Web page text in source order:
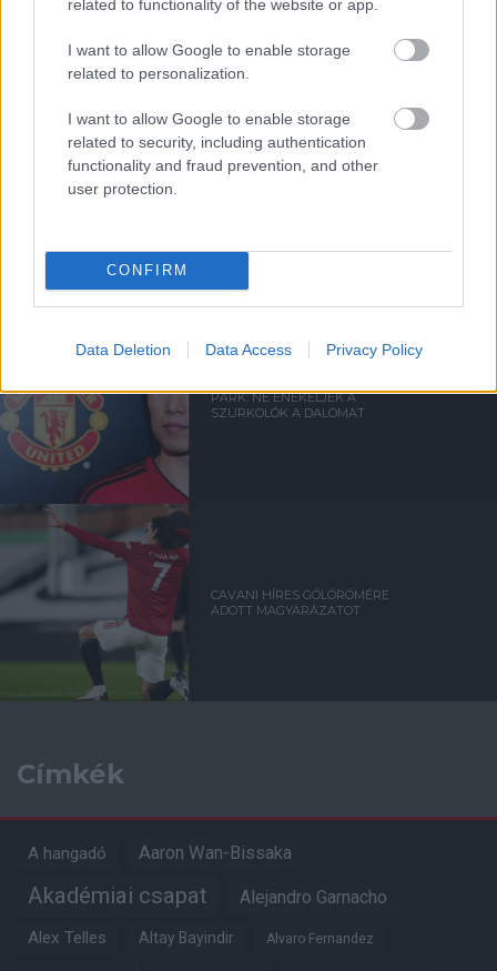
related to functionality of the website or app.
I want to allow Google to enable storage
related to personalization.
I want to allow Google to enable storage
related to security, including authentication
functionality and fraud prevention, and other
user protection.
CONFIRM
Data Deletion Data Access Privacy Policy
AS GYŐZELMEK
PARK: NE ÉNEKELJÉK A
SZURKOLÓK A DALOMAT
CAVANI HÍRES GÓLÖRÖMÉRE
ADOTT MAGYARÁZATOT
Címkék
A hangadó Aaron Wan-Bissaka
Akadémiai csapat Alejandro Garnacho
Alex Telles Altay Bayindir Alvaro Fernandez